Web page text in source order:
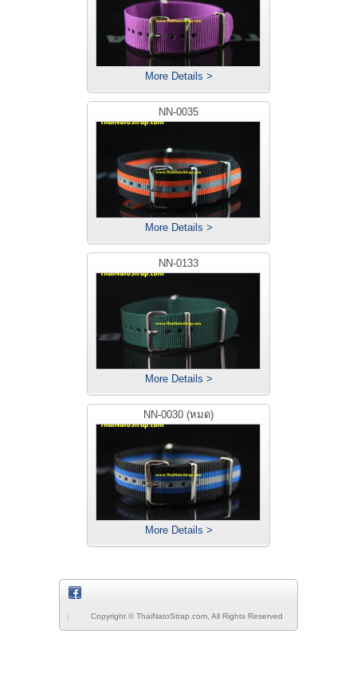
More Details >
NN-0035
More Details >
NN-0133
More Details >
NN-0030 (หมด)
More Details >
Copyright © ThaiNatoStrap.com, All Rights Reserved